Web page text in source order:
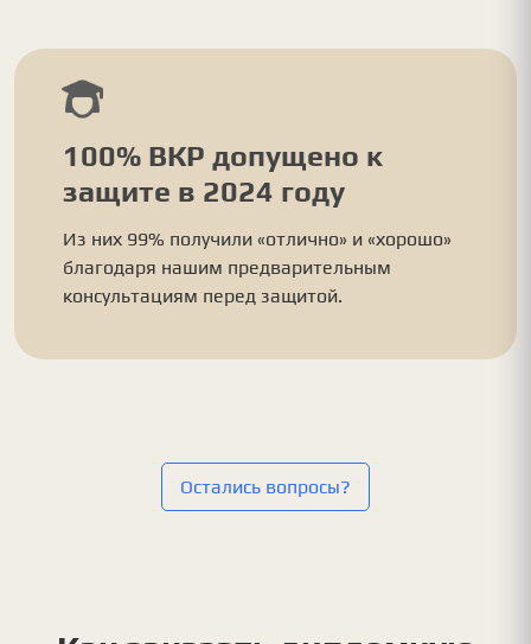
100% ВКР допущено к
защите в 2024 году
Из них 99% получили «отлично» и «хорошо»
благодаря нашим предварительным
консультациям перед защитой.
Остались вопросы?